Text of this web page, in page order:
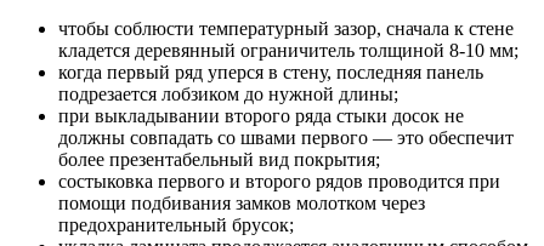
чтобы соблюсти температурный зазор, сначала к стене
кладется деревянный ограничитель толщиной 8-10 мм;
когда первый ряд уперся в стену, последняя панель
подрезается лобзиком до нужной длины;
при выкладывании второго ряда стыки досок не
должны совпадать со швами первого — это обеспечит
более презентабельный вид покрытия;
состыковка первого и второго рядов проводится при
помощи подбивания замков молотком через
предохранительный брусок;